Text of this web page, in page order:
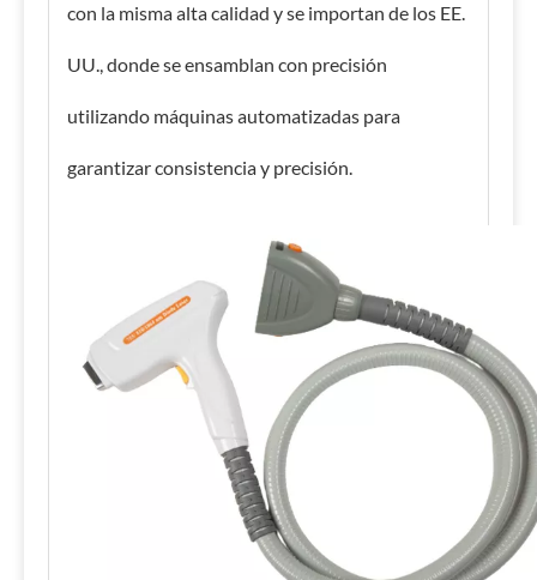
con la misma alta calidad y se importan de los EE.
UU., donde se ensamblan con precisión
utilizando máquinas automatizadas para
garantizar consistencia y precisión.